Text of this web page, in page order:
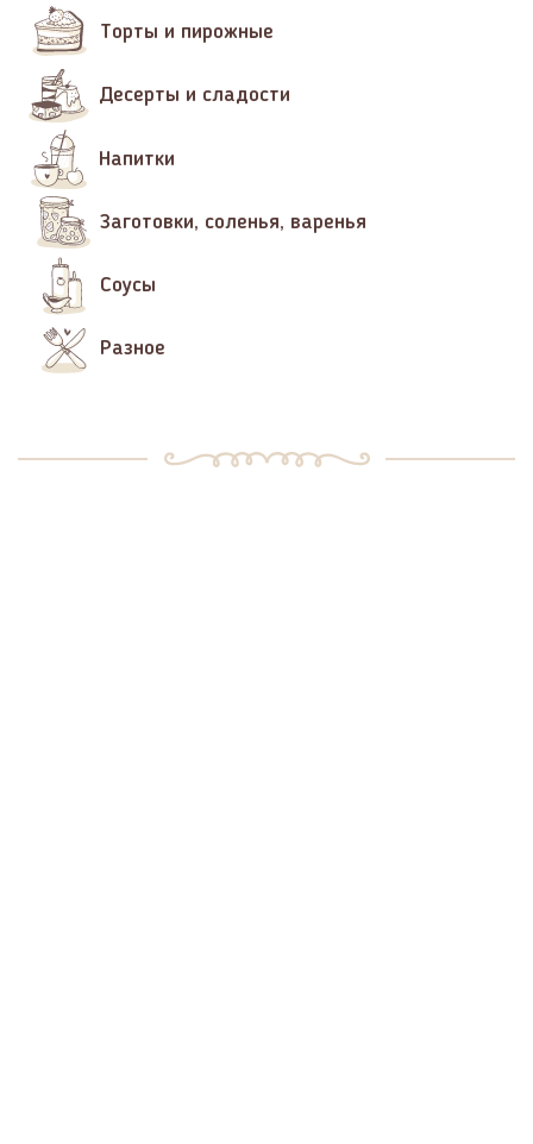
Торты и пирожные
Десерты и сладости
Напитки
Заготовки, соленья, варенья
Соусы
Разное